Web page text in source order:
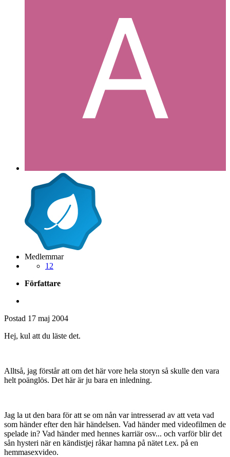
Medlemmar
12
Författare
Postad 17 maj 2004
Hej, kul att du läste det.
Alltså, jag förstår att om det här vore hela storyn så skulle den vara
helt poänglös. Det här är ju bara en inledning.
Jag la ut den bara för att se om nån var intresserad av att veta vad
som händer efter den här händelsen. Vad händer med videofilmen de
spelade in? Vad händer med hennes karriär osv... och varför blir det
sån hysteri när en kändistjej råkar hamna på nätet t.ex. på en
hemmasexvideo.